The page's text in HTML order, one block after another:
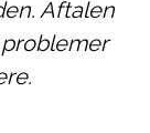
Aftalen